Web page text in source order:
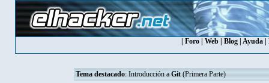
Foro| Web| Blog| Ayuda|
Tema destacado: Introducción a Git (Primera Parte)